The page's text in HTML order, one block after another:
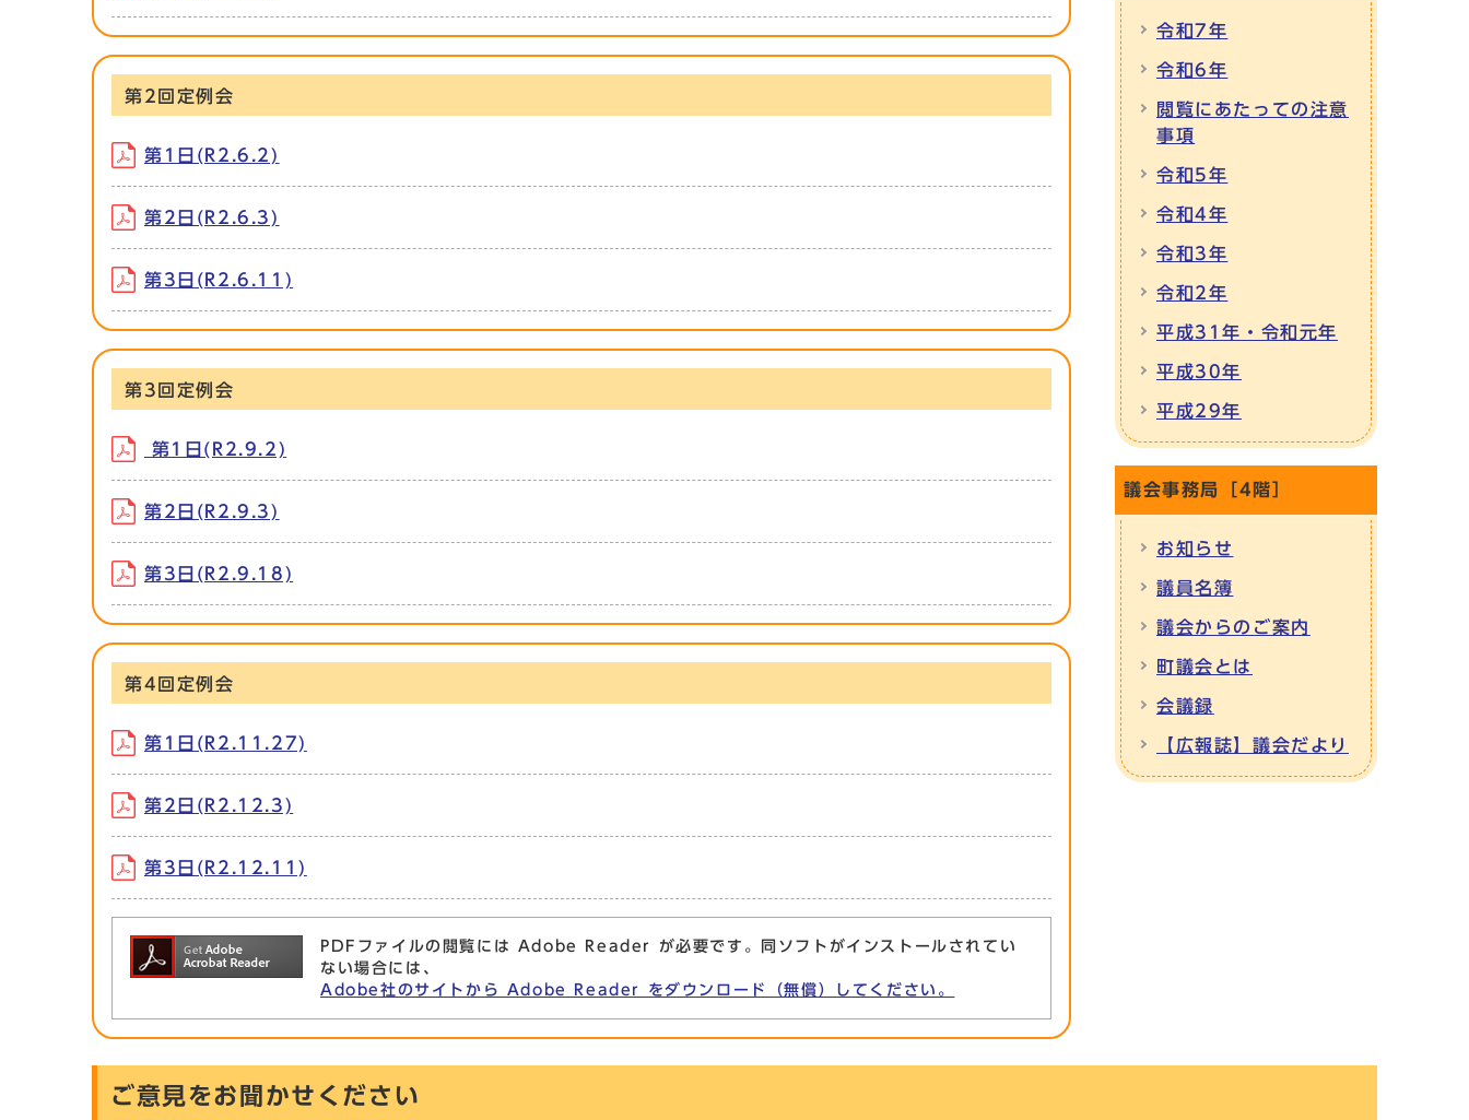
第2回定例会
第1日(R2.6.2)
第2日(R2.6.3)
第3日(R2.6.11)
第3回定例会
第1日(R2.9.2)
第2日(R2.9.3)
第3日(R2.9.18)
第4回定例会
第1日(R2.11.27)
第2日(R2.12.3)
第3日(R2.12.11)
PDFファイルの閲覧には Adobe Reader が必要です。同ソフトがインストールされてい
ない場合には、
Adobe社のサイトから Adobe Reader をダウンロード（無償）してください。
令和7年
令和6年
閲覧にあたっての注意
事項
令和5年
令和4年
令和3年
令和2年
平成31年・令和元年
平成30年
平成29年
議会事務局［4階］
お知らせ
議員名簿
議会からのご案内
町議会とは
会議録
【広報誌】議会だより
ご意見をお聞かせください